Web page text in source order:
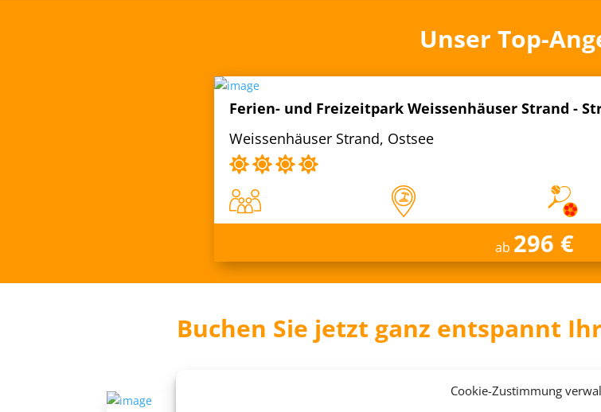
Cookie-Zustimmung
Unser Top-
Ferien- und Freizeitpark Weissenhäuser Strand -
Weissenhäuser Strand, Ostsee
ab 296 €
Buchen Sie jetzt ganz entspannt